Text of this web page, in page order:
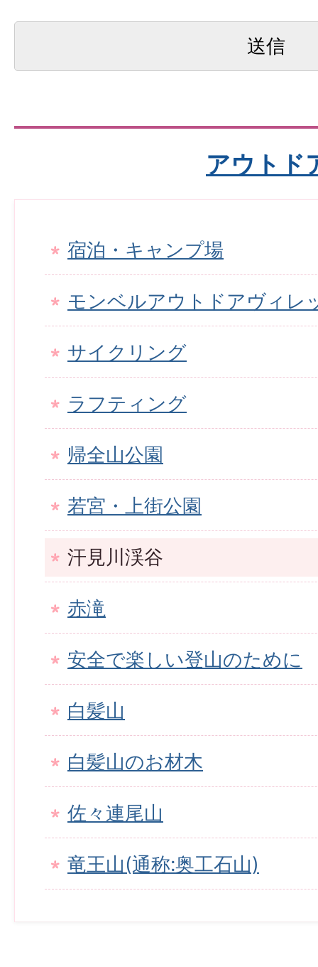
アウトド
宿泊・キャンプ場
モンベルアウトドアヴィレ
サイクリング
ラフティング
帰全山公園
若宮・上街公園
汗見川渓谷
赤滝
安全で楽しい登山のために
白髪山
白髪山のお材木
佐々連尾山
竜王山(通称:奥工石山)